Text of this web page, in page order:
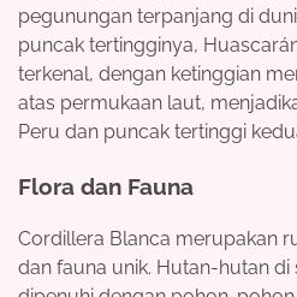
pegunungan terpanjang di
puncak tertingginya,
terkenal, dengan ketinggian
atas permukaan laut,
Peru dan puncak tertinggi
Flora dan Fauna
Cordillera Blanca merupakan
dan fauna unik. Hutan-hutan